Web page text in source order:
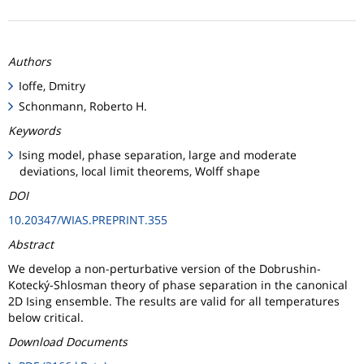
Authors
Ioffe, Dmitry
Schonmann, Roberto H.
Keywords
Ising model, phase separation, large and moderate
deviations, local limit theorems, Wolff shape
DOI
10.20347/WIAS.PREPRINT.355
Abstract
We develop a non-perturbative version of the Dobrushin-
Kotecký-Shlosman theory of phase separation in the canonical
2D Ising ensemble. The results are valid for all temperatures
below critical.
Download Documents